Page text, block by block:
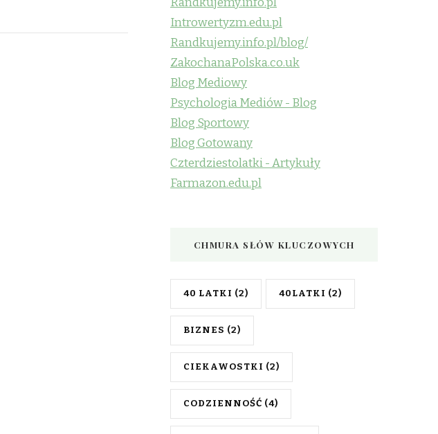
Introwertyzm.edu.pl
Randkujemy.info.pl/blog/
ZakochanaPolska.co.uk
Blog Mediowy
Psychologia Mediów - Blog
Blog Sportowy
Blog Gotowany
Czterdziestolatki - Artykuły
Farmazon.edu.pl
CHMURA SŁÓW KLUCZOWYCH
40 LATKI (2) 40LATKI (2)
BIZNES (2)
CIEKAWOSTKI (2)
CODZIENNOŚĆ (4)